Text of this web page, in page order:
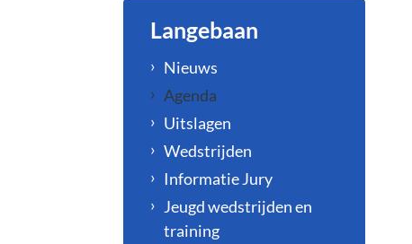
Langebaan
Nieuws
Agenda
Uitslagen
Wedstrijden
Informatie Jury
Jeugd wedstrijden en
training